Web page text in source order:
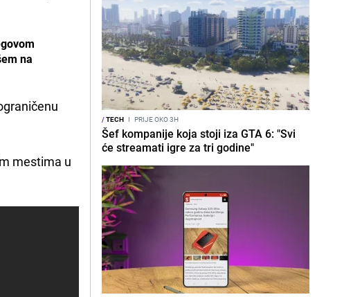
na
mestima u
/TECH I PRIJE OKO 3H
Šef kompanije koja stoji iza GTA 6: "Svi
će streamati igre za tri godine"